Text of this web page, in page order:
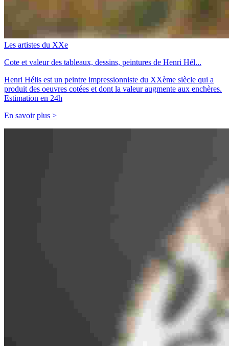
Les artistes du XXe
Cote et valeur des tableaux, dessins, peintures de Henri Hél...
Henri Hélis est un peintre impressionniste du XXème siècle qui a
produit des oeuvres cotées et dont la valeur augmente aux enchères.
Estimation en 24h
En savoir plus >